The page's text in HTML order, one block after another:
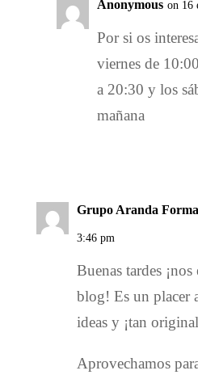
Anonymous on 16
Por si os
viernes de
a 20:30 y los
mañana
Grupo Aranda
3:46 pm
Buenas tardes
blog! Es un placer
ideas y ¡tan
Aprovechamos